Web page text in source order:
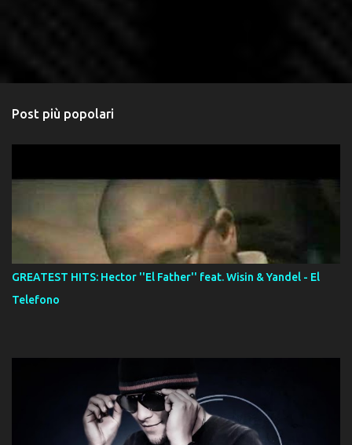
Post più popolari
GREATEST HITS: Hector ''El Father'' feat. Wisin & Yandel - El
Telefono